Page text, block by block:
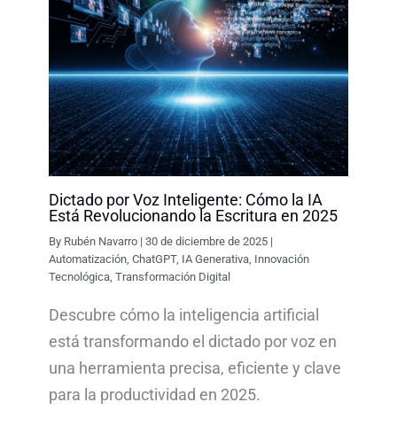
Dictado por Voz Inteligente: Cómo la IA
Está Revolucionando la Escritura en 2025
By Rubén Navarro |30 de diciembre de 2025 |
Automatización,ChatGPT, IA Generativa, Innovación
Tecnológica,Transformación Digital
Descubre cómo la inteligencia artificial
está transformando el dictado por voz en
una herramienta precisa, eficiente y clave
para la productividad en 2025.